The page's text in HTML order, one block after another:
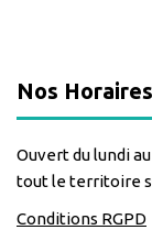
Nos Horaires
Ouvert du lundi
tout le territoire
Conditions RGPD